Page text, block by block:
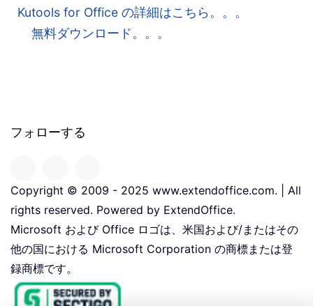
Kutools for Office の詳細はこちら。。。
無料ダウンロード。。。
フォローする
Copyright © 2009 - 2025 www.extendoffice.com. | All
rights reserved. Powered by ExtendOffice.
Microsoft および Office ロゴは、米国および/またはその
他の国における Microsoft Corporation の商標または登
録商標です。